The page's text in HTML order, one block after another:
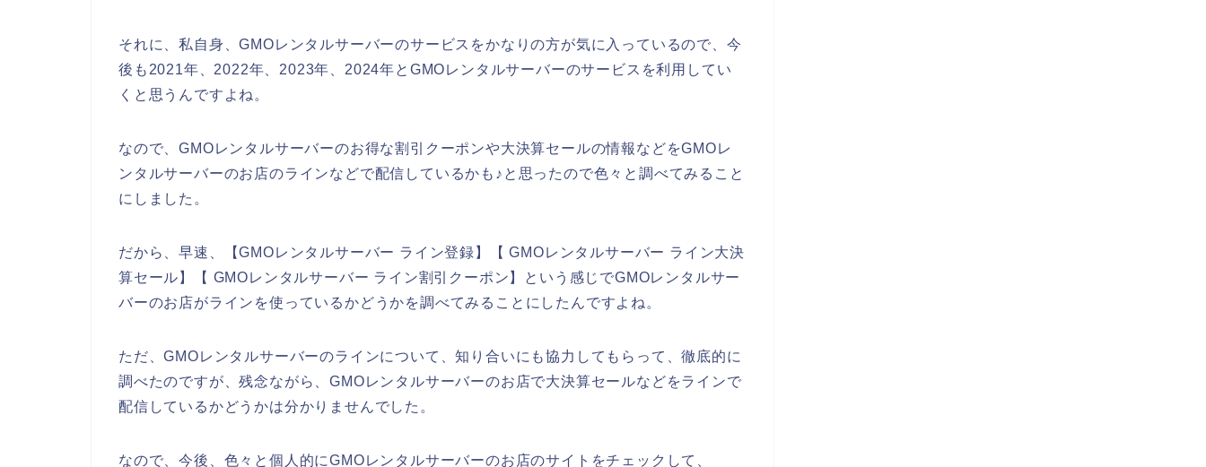
それに、私自身、GMOレンタルサーバーのサービスをかなりの方が気に入っているので、今
後も2021年、2022年、2023年、2024年とGMOレンタルサーバーのサービスを利用してい
くと思うんですよね。
なので、GMOレンタルサーバーのお得な割引クーポンや大決算セールの情報などをGMOレ
ンタルサーバーのお店のラインなどで配信しているかも♪と思ったので色々と調べてみること
にしました。
だから、早速、【GMOレンタルサーバー ライン登録】【 GMOレンタルサーバー ライン大決
算セール】【 GMOレンタルサーバー ライン割引クーポン】という感じでGMOレンタルサー
バーのお店がラインを使っているかどうかを調べてみることにしたんですよね。
ただ、GMOレンタルサーバーのラインについて、知り合いにも協力してもらって、徹底的に
調べたのですが、残念ながら、GMOレンタルサーバーのお店で大決算セールなどをラインで
配信しているかどうかは分かりませんでした。
なので、今後、色々と個人的にGMOレンタルサーバーのお店のサイトをチェックして、